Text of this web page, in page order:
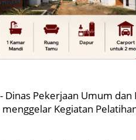
Dinas Pekerjaan Umum
Kegiatan